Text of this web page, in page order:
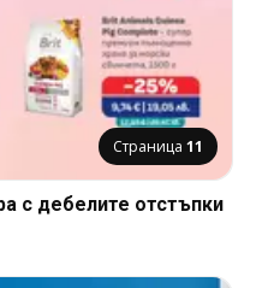
Страница 11
с дебелите отстъпки